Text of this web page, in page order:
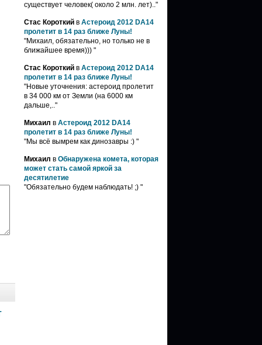
существует человек( около 2 млн. лет).."
Стас Короткий в Астероид 2012 DA14
пролетит в 14 раз ближе Луны!
"Михаил, обязательно, но только не в
ближайшее время))) "
Стас Короткий в Астероид 2012 DA14
пролетит в 14 раз ближе Луны!
"Новые уточнения: астероид пролетит
в 34 000 км от Земли (на 6000 км
дальше,.."
Михаил в Астероид 2012 DA14
пролетит в 14 раз ближе Луны!
"Мы всё вымрем как динозавры :) "
Михаил в Обнаружена комета, которая
может стать самой яркой за
десятилетие
"Обязательно будем наблюдать! ;) "